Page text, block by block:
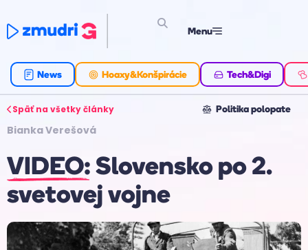
Menu
News Hoaxy&Konšpirácie Tech&Digi
Späť na všetky články Politika polopate
Bianka Verešová
VIDEO: Slovensko po 2.
svetovej vojne